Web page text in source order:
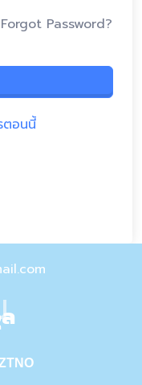
Forgot Password?
ตอนนี้